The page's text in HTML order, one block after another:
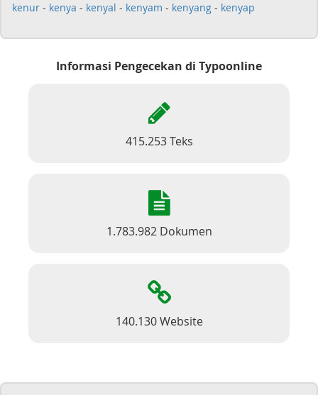
kenur - kenya - kenyal - kenyam - kenyang - kenyap
Informasi Pengecekan di Typoonline
415.253 Teks
1.783.982 Dokumen
140.130 Website